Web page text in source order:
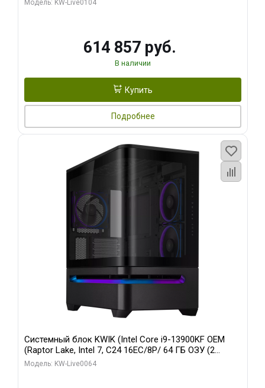
Модель: KW-Live0104
614 857 руб.
В наличии
Купить
Подробнее
Системный блок KWIK (Intel Core i9-13900KF OEM
(Raptor Lake, Intel 7, C24 16EC/8P/ 64 ГБ ОЗУ (2
модуля)/ ASUS RTX5080 PROART OC 16GB GDDR7
Модель: KW-Live0064